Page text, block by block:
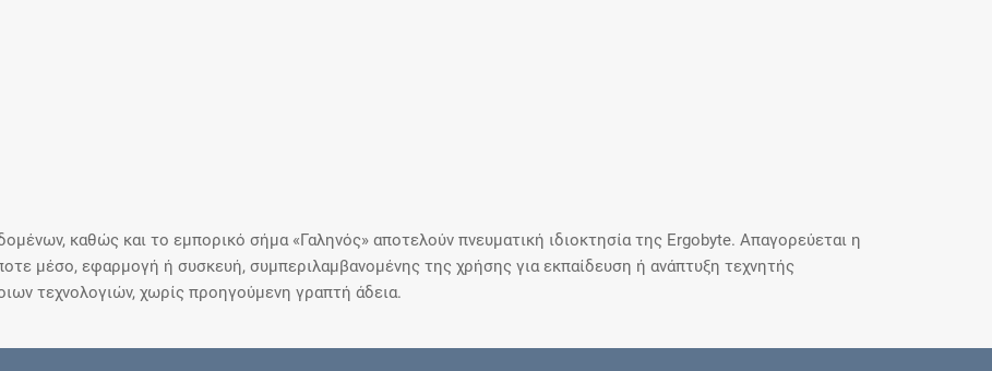
καθώς και το εμπορικό σήμα «Γαληνός» αποτελούν πνευματική ιδιοκτησία της Ergobyte. Απαγορεύεται η
μέσο, εφαρμογή ή συσκευή, συμπεριλαμβανομένης της χρήσης για εκπαίδευση ή ανάπτυξη τεχνητής
τεχνολογιών, χωρίς προηγούμενη γραπτή άδεια.